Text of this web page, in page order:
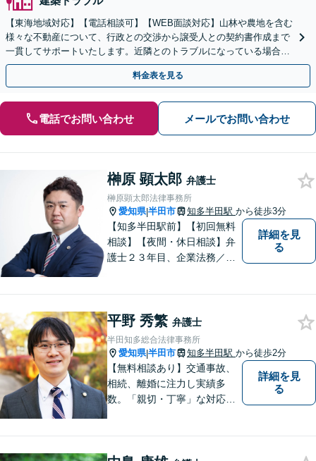
【東海地域対応】【電話相談可】【WEB面談対応】山林や農地を含む
様々な不動産について、行政との交渉から譲受人との契約書作成まで
一貫してサポートいたします。近隣とのトラブルになっている場合
や、解決が難航している案件でも、ぜひご相談ください。
料金表を見る
電話でお問い合わせ メールでお問い合わせ
榊原 顕太郎 弁護士
榊原顕太郎法律事務所
愛知県|半田市 知多半田駅 から徒歩3分
【知多半田駅前】【初回無料
相談】【夜間・休日相談】弁
護士２３年目、企業法務／交
護士が、事業経営を強力サポ
ートいたします！【ネット予
約可】【駐車場あり】【見積
無料】
詳細を見
る
平野 秀繁 弁護士
半田知多総合法律事務所
愛知県|半田市 知多半田駅 から徒歩2分
【無料相談あり】交通事故、
相続、離婚に注力し実績多
数。「親切・丁寧」な対応
詳細を見
る